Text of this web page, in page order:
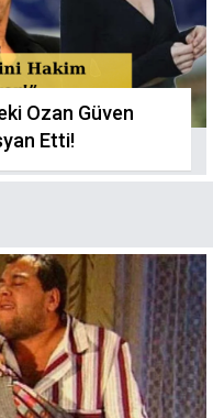
Ozan Güven
Etti!